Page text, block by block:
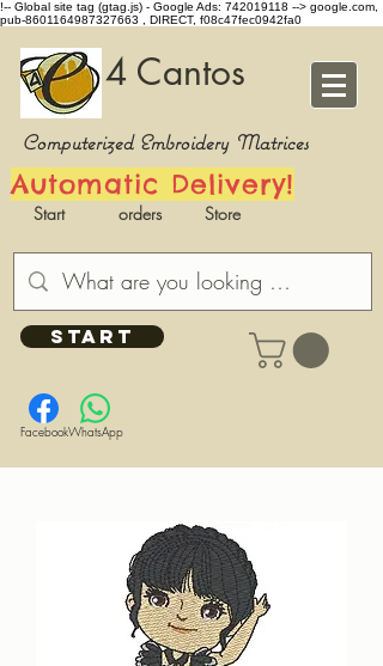
!-- Global site tag (gtag.js) - Google Ads: 742019118 --> google.com,
pub-8601164987327663 , DIRECT, f08c47fec0942fa0
4 Cantos
Computerized Embroidery Matrices
Automatic Delivery!
Start orders Store
START
FacebookWhatsApp